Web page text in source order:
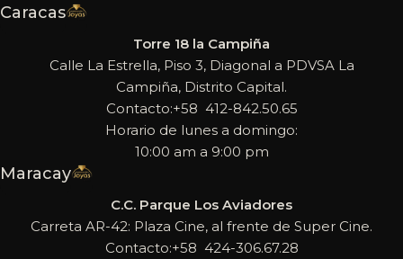
Caracas
Torre 18 la Campiña
Calle La Estrella, Piso 3, Diagonal a PDVSA La
Campiña, Distrito Capital.
Contacto:+58 412-842.50.65
Horario de lunes a domingo:
10:00 am a 9:00 pm
Maracay
C.C. Parque Los Aviadores
Carreta AR-42: Plaza Cine, al frente de Super Cine.
Contacto:+58 424-306.67.28